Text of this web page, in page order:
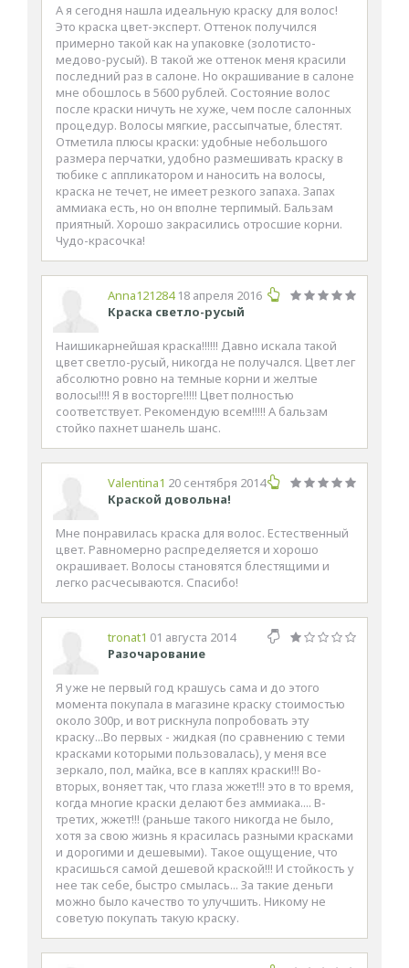
А я сегодня нашла идеальную краску для волос!
Это краска цвет-эксперт. Оттенок получился
примерно такой как на упаковке (золотисто-
медово-русый). В такой же оттенок меня красили
последний раз в салоне. Но окрашивание в салоне
мне обошлось в 5600 рублей. Состояние волос
после краски ничуть не хуже, чем после салонных
процедур. Волосы мягкие, рассыпчатые, блестят.
Отметила плюсы краски: удобные небольшого
размера перчатки, удобно размешивать краску в
тюбике с аппликатором и наносить на волосы,
краска не течет, не имеет резкого запаха. Запах
аммиака есть, но он вполне терпимый. Бальзам
приятный. Хорошо закрасились отросшие корни.
Чудо-красочка!
Anna121284 18 апреля 2016
Краска светло-русый
Наишикарнейшая краска!!!!!! Давно искала такой
цвет светло-русый, никогда не получался. Цвет лег
абсолютно ровно на темные корни и желтые
волосы!!!! Я в восторге!!!!! Цвет полностью
соответствует. Рекомендую всем!!!!! А бальзам
стойко пахнет шанель шанс.
Valentina1 20 сентября 2014
Краской довольна!
Мне понравилась краска для волос. Естественный
цвет. Равномерно распределяется и хорошо
окрашивает. Волосы становятся блестящими и
легко расчесываются. Спасибо!
tronat1 01 августа 2014
Разочарование
Я уже не первый год крашусь сама и до этого
момента покупала в магазине краску стоимостью
около 300р, и вот рискнула попробовать эту
краску...Во первых - жидкая (по сравнению с теми
красками которыми пользовалась), у меня все
зеркало, пол, майка, все в каплях краски!!! Во-
вторых, воняет так, что глаза жжет!!! это в то время,
когда многие краски делают без аммиака.... В-
третих, жжет!!! (раньше такого никогда не было,
хотя за свою жизнь я красилась разными красками
и дорогими и дешевыми). Такое ощущение, что
красишься самой дешевой краской!!! И стойкость у
нее так себе, быстро смылась... За такие деньги
можно было качество то улучшить. Никому не
советую покупать такую краску.